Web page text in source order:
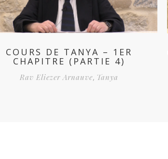
COURS DE TANYA – 1ER
CHAPITRE (PARTIE 4)
Rav Eliezer Arnauve, Tanya